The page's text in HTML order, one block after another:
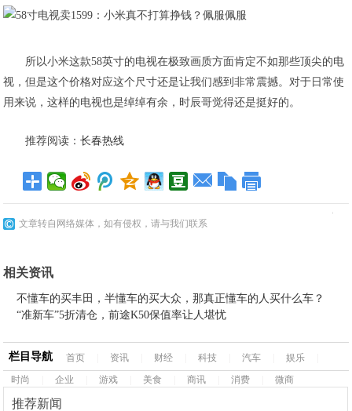
所以小米这款58英寸的电视在极致画质方面肯定不如那些顶尖的电
视，但是这个价格对应这个尺寸还是让我们感到非常震撼。对于日常使
用来说，这样的电视也是绰绰有余，时辰哥觉得还是挺好的。
推荐阅读：长春热线
文章转自网络媒体，如有侵权，请与我们联系
相关资讯
不懂车的买丰田，半懂车的买大众，那真正懂车的人买什么车？
“准新车”5折清仓，前途K50保值率让人堪忧
栏目导航 首页 资讯 财经 科技 汽车 娱乐
时尚
企业 游戏 美食 商讯 消费 微商
推荐新闻